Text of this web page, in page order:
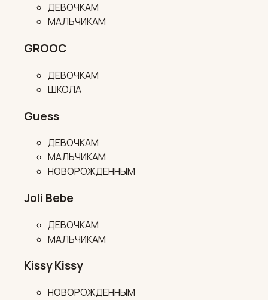
ДЕВОЧКАМ
МАЛЬЧИКАМ
GROOC
ДЕВОЧКАМ
ШКОЛА
Guess
ДЕВОЧКАМ
МАЛЬЧИКАМ
НОВОРОЖДЕННЫМ
Joli Bebe
ДЕВОЧКАМ
МАЛЬЧИКАМ
Kissy Kissy
НОВОРОЖДЕННЫМ